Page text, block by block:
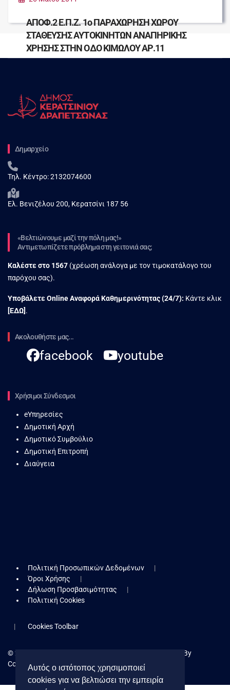
ΑΠΟΦ.2 Ε.Π.Ζ. 1ο ΠΑΡΑΧΩΡΗΣΗ ΧΩΡΟΥ
ΣΤΑΘΕΥΣΗΣ ΑΥΤΟΚΙΝΗΤΩΝ ΑΝΑΠΗΡΙΚΗΣ
ΧΡΗΣΗΣ ΣΤΗΝ ΟΔΟ ΚΙΜΩΛΟΥ ΑΡ.11
Δημαρχείο
Τηλ. Κέντρο:2132074600
Ελ. Βενιζέλου 200, Κερατσίνι 187 56
«Βελτιώνουμε μαζί την πόλη μας!»
Αντιμετωπίζετε πρόβλημα στη γειτονιά σας;
Καλέστε στο 1567 (χρέωση ανάλογα με τον τιμοκατάλογο του
παρόχου σας).
Υποβάλετε Online Αναφορά Kαθημερινότητας (24/7): Κάντε κλικ
[ΕΔΩ] .
Ακολουθήστε μας...
facebook youtube
Χρήσιμοι Σύνδεσμοι
eΥπηρεσίες
Δημοτική Αρχή
Δημοτικό Συμβούλιο
Δημοτική Επιτροπή
Διαύγεια
Πολιτική Προσωπικών Δεδομένων
Όροι Χρήσης
Δήλωση Προσβασιμότητας
Πολιτική Cookies
Cookies Toolbar
© 2026 Δήμος Κερατσινίου - Δραπετσώνας. Powered By
Collectives S.A.
Αυτός ο ιστότοπος χρησιμοποιεί
cookies για να βελτιώσει την εμπειρία